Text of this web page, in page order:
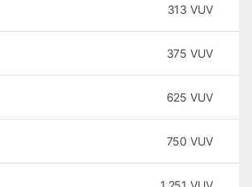
313 VUV
375 VUV
625 VUV
750 VUV